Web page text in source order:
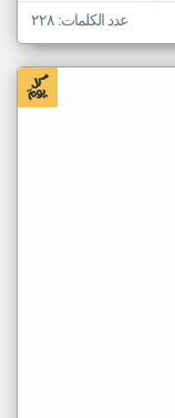
عدد الكلمات: ٢٢٨